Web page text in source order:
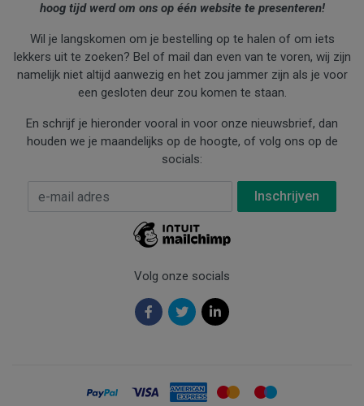
hoog tijd werd om ons op één website te presenteren!
Wil je langskomen om je bestelling op te halen of om iets
lekkers uit te zoeken? Bel of mail dan even van te voren, wij zijn
namelijk niet altijd aanwezig en het zou jammer zijn als je voor
een gesloten deur zou komen te staan.
En schrijf je hieronder vooral in voor onze nieuwsbrief, dan
houden we je maandelijks op de hoogte, of volg ons op de
socials:
E-mail Adres
Volg onze socials